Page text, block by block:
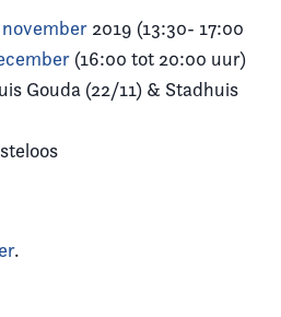
2019 (13:30- 17:00
(16:00 tot 20:00 uur)
Gouda (22/11) & Stadhuis
.